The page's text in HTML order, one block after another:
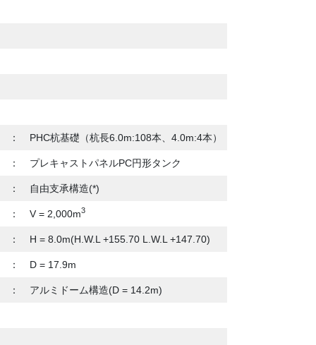
： PHC杭基礎（杭長6.0m:108本、4.0m:4本）
： プレキャストパネルPC円形タンク
： 自由支承構造(*)
： V = 2,000m3
： H = 8.0m(H.W.L +155.70 L.W.L +147.70)
： D = 17.9m
： アルミドーム構造(D = 14.2m)